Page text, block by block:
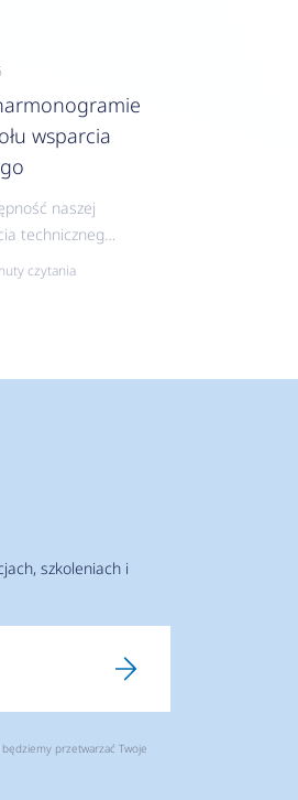
wsparcia
naszej
technicznego
czytania
szkoleniach i
przetwarzać Twoje